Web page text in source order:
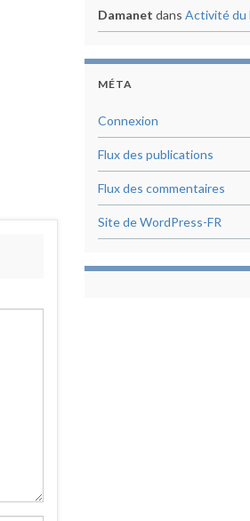
Damanet dans Activité du
MÉTA
Connexion
Flux des publications
Flux des commentaires
Site de WordPress-FR